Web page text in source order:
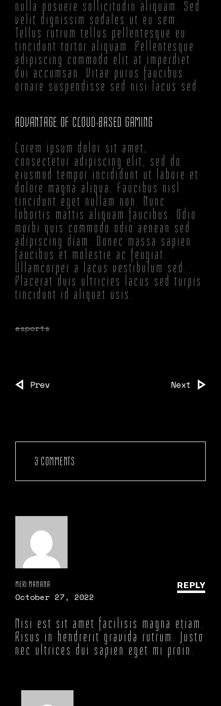
nulla posuere sollicitudin aliquam. Sed
velit dignissim sodales ut eu sem.
Tellus rutrum tellus pellentesque eu
tincidunt tortor aliquam. Pellentesque
adipiscing commodo elit at imperdiet
dui accumsan. Vitae purus faucibus
ornare suspendisse sed nisi lacus sed.
ADVANTAGE OF CLOUD-BASED GAMING
Lorem ipsum dolor sit amet,
consectetur adipiscing elit, sed do
eiusmod tempor incididunt ut labore et
dolore magna aliqua. Faucibus nisl
tincidunt eget nullam non. Nunc
lobortis mattis aliquam faucibus. Odio
morbi quis commodo odio aenean sed
adipiscing diam. Donec massa sapien
faucibus et molestie ac feugiat.
Ullamcorper a lacus vestibulum sed.
Placerat duis ultricies lacus sed turpis
tincidunt id aliquet usis.
esports
Prev Next
3 COMMENTS
MERI MANANA
October 27, 2022
REPLY
Nisi est sit amet facilisis magna etiam.
Risus in hendrerit gravida rutrum. Justo
nec ultrices dui sapien eget mi proin.